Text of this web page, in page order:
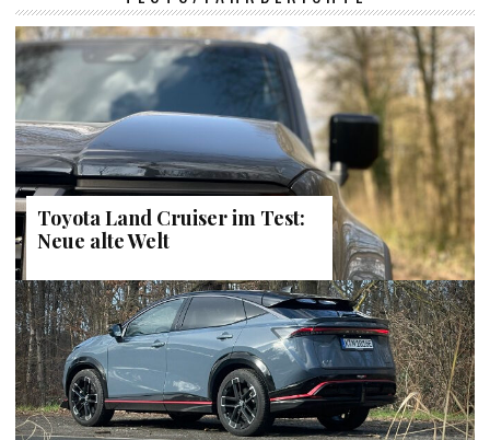
Toyota Land Cruiser im Test:
Neue alte Welt